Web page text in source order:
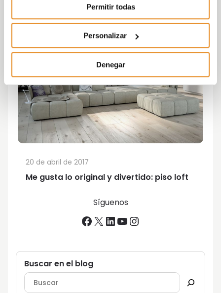
Permitir todas
Personalizar
Denegar
Me gusta lo original y divertido: piso loft
20 de abril de 2017
Síguenos
Facebook
X LinkedIn
YouTube
Instagram
Buscar en el blog